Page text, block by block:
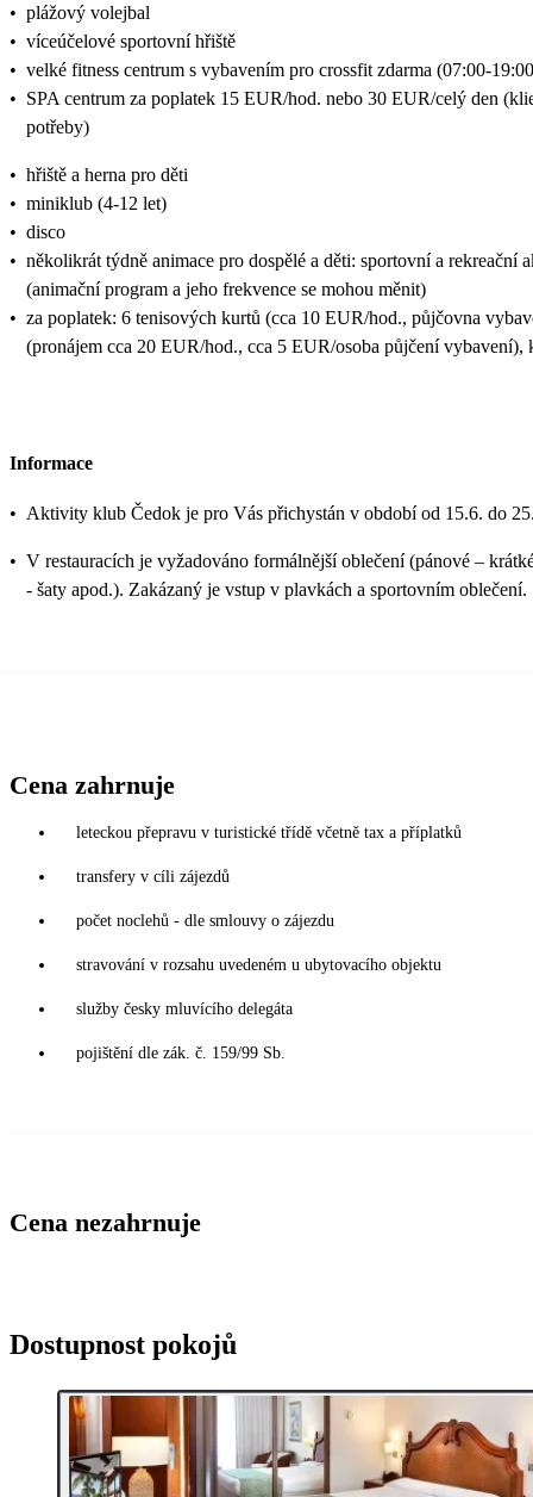
• plážový volejbal
• víceúčelové sportovní hřiště
• velké fitness centrum s vybavením pro crossfit zdarma (07:00-
• SPA centrum za poplatek 15 EUR/hod. nebo 30 EUR/celý den
potřeby)
• hřiště a herna pro děti
• miniklub (4-12 let)
• disco
• několikrát týdně animace pro dospělé a děti: sportovní a rekreační
(animační program a jeho frekvence se mohou měnit)
• za poplatek: 6 tenisových kurtů (cca 10 EUR/hod., půjčovna
(pronájem cca 20 EUR/hod., cca 5 EUR/osoba půjčení
Informace
• Aktivity klub Čedok je pro Vás přichystán v období od 15.6. do
• V restauracích je vyžadováno formálnější oblečení (pánové –
- šaty apod.). Zakázaný je vstup v plavkách a sportovním oblečení.
Cena zahrnuje
leteckou přepravu v turistické třídě včetně tax a příplatků
transfery v cíli zájezdů
počet noclehů - dle smlouvy o zájezdu
stravování v rozsahu uvedeném u ubytovacího objektu
služby česky mluvícího delegáta
pojištění dle zák. č. 159/99 Sb.
Cena nezahrnuje
Dostupnost pokojů